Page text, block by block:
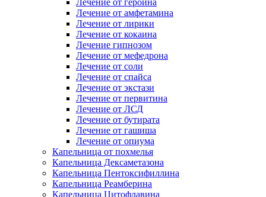
Лечение от героина
Лечение от амфетамина
Лечение от лирики
Лечение от кокаина
Лечение гипнозом
Лечение от мефедрона
Лечение от соли
Лечение от спайса
Лечение от экстази
Лечение от первитина
Лечение от ЛСД
Лечение от бутирата
Лечение от гашиша
Лечение от опиума
Капельница от похмелья
Капельница Дексаметазона
Капельница Пентоксифиллина
Капельница Реамберина
Капельница Цитофлавина